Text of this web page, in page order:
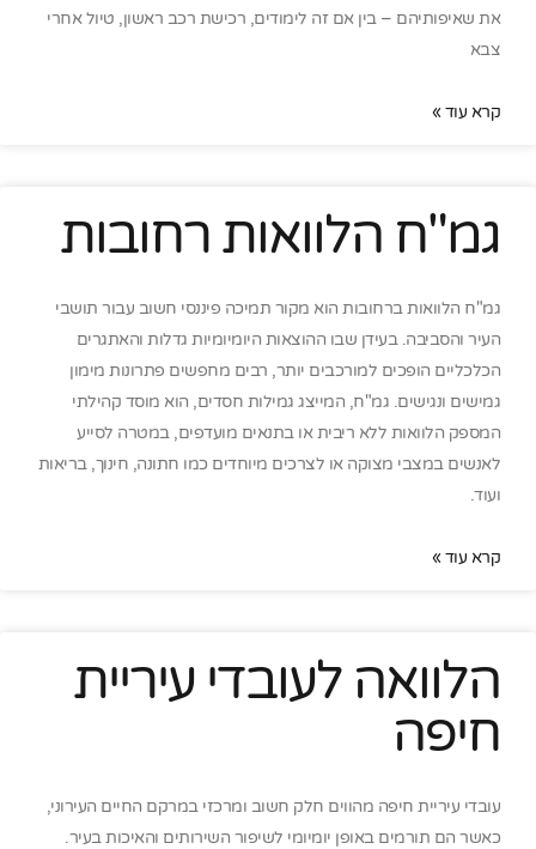
את שאיפותיהם – בין אם זה לימודים, רכישת רכב ראשון, טיול אחרי
צבא
קרא עוד »
גמ"ח הלוואות רחובות
גמ"ח הלוואות ברחובות הוא מקור תמיכה פיננסי חשוב עבור תושבי
העיר והסביבה. בעידן שבו ההוצאות היומיומיות גדלות והאתגרים
הכלכליים הופכים למורכבים יותר, רבים מחפשים פתרונות מימון
גמישים ונגישים. גמ"ח, המייצג גמילות חסדים, הוא מוסד קהילתי
המספק הלוואות ללא ריבית או בתנאים מועדפים, במטרה לסייע
לאנשים במצבי מצוקה או לצרכים מיוחדים כמו חתונה, חינוך, בריאות
ועוד.
קרא עוד »
הלוואה לעובדי עיריית
חיפה
עובדי עיריית חיפה מהווים חלק חשוב ומרכזי במרקם החיים העירוני,
כאשר הם תורמים באופן יומיומי לשיפור השירותים והאיכות בעיר.